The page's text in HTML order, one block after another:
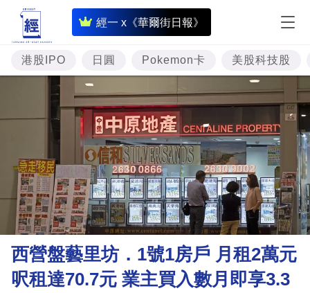
經一 x《華爾街日報》
即
時
財
經
專
題
投
資
樓
市
理
財
商
港股IPO 日圓 Pokemon卡 美股科技股
西營盤藝里坊．1號1房戶 月租2萬元
呎租達70.7元 業主買入數月即享3.3